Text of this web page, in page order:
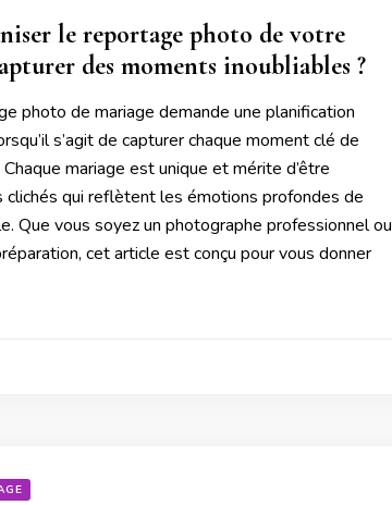
le reportage photo de votre
des moments inoubliables ?
photo de mariage demande une planification
s’agit de capturer chaque moment clé de
mariage est unique et mérite d’être
clichés qui reflètent les émotions profondes de
Que vous soyez un photographe professionnel ou
cet article est conçu pour vous donner